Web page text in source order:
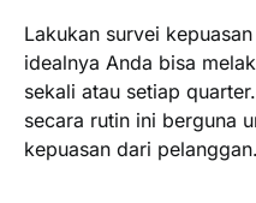
Lakukan survei
idealnya Anda bisa
sekali atau setiap
secara rutin ini berguna
kepuasan dari pelanggan.